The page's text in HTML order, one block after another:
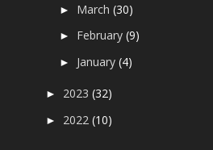
► March(30)
► February(9)
► January(4)
► 2023(32)
► 2022(10)